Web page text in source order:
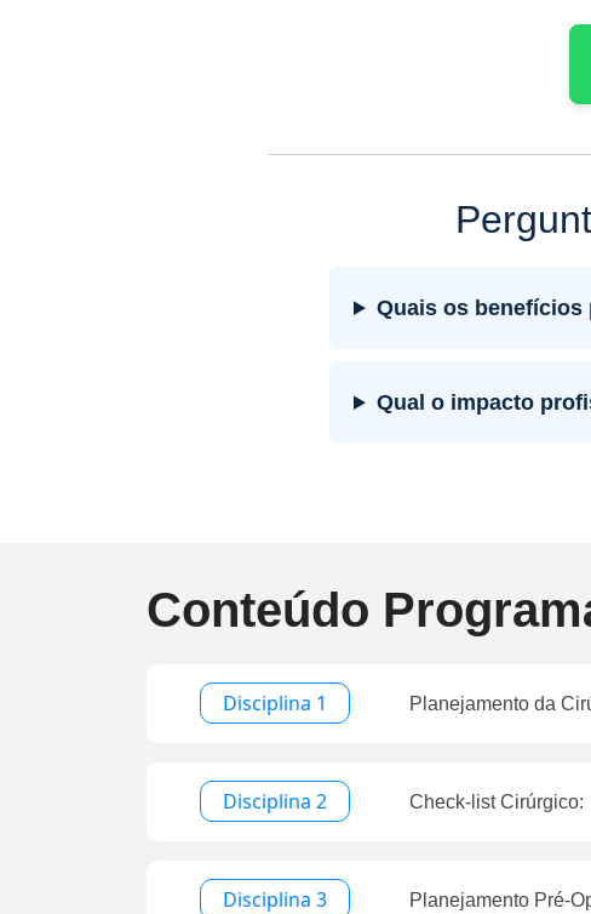
Quais os benefícios
Qual o impacto
Conteúdo
Disciplina 1 Planejamento da
Disciplina 2 Check-list Cirúrgico:
Disciplina 3 Planejamento Pré-